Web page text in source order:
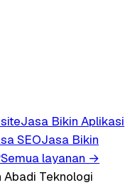
Jasa Bikin Aplikasi
SEOJasa Bikin
Semua layanan →
Teknologi